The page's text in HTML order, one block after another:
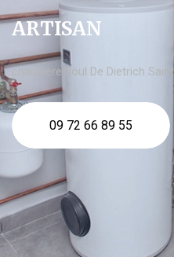
ARTISAN
chaudière fioul De Dietrich
09 72 66 89 55